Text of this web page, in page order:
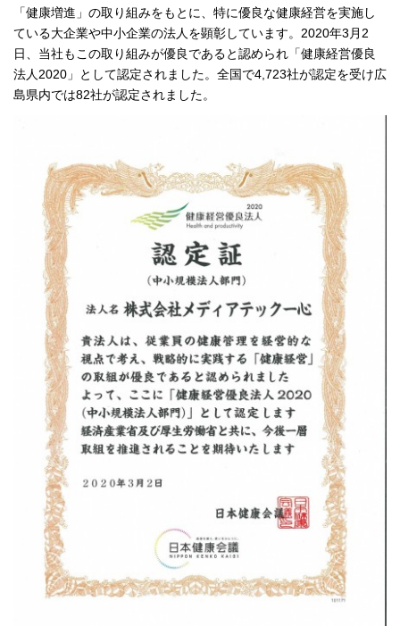
「健康増進」の取り組みをもとに、特に優良な健康経営を実施し
ている大企業や中小企業の法人を顕彰しています。2020年3月2
日、当社もこの取り組みが優良であると認められ「健康経営優良
法人2020」として認定されました。全国で4,723社が認定を受け広
島県内では82社が認定されました。